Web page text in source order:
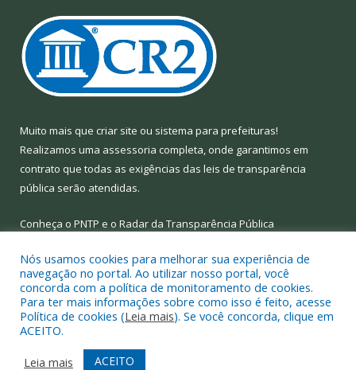
Muito mais que criar site ou sistema para prefeituras!
Realizamos uma assessoria completa, onde garantimos em
contrato que todas as exigências das leis de transparência
pública serão atendidas.
Conheça o PNTP e o Radar da Transparência Pública
Todos os direitos reservados a Prefeitura Municipal de Limoeiro
do Ajuru.
Mapa do Site
Acessar Área Administrativa
Nós usamos cookies para melhorar sua experiência de
navegação no portal. Ao utilizar nosso portal, você
concorda com a política de monitoramento de cookies.
Para ter mais informações sobre como isso é feito, acesse
Política de cookies (Leia mais). Se você concorda, clique em
ACEITO.
Leia mais
ACEITO